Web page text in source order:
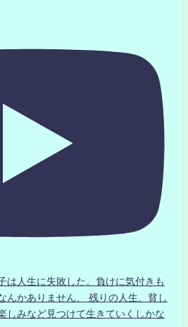
は人生に失敗した。負けに気付きも
んかありません、 残りの人生、貧し
しみなど見つけて生きていくしかな